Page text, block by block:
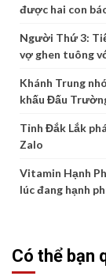
được hai con
Người Thứ 3:
vợ ghen tuông
Khánh Trung
khấu Đấu
Tỉnh Đắk Lắk
Zalo
Vitamin Hạnh
lúc đang hạnh
Có thể bạn